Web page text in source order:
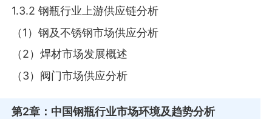
1.3.2 钢瓶行业上游供应链分析
（1）钢及不锈钢市场供应分析
（2）焊材市场发展概述
（3）阀门市场供应分析
第2章 ：中国钢瓶行业市场环境及趋势分析